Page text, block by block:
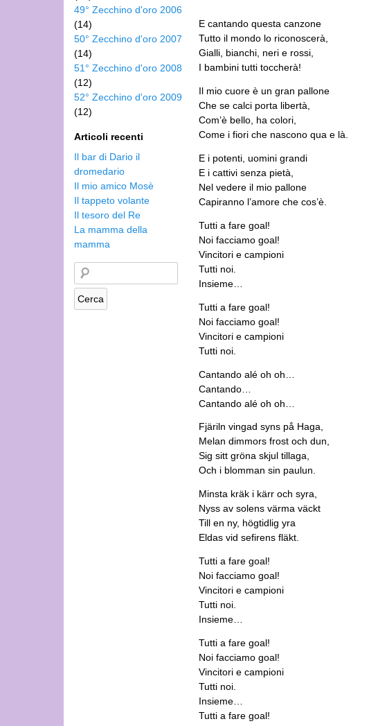
E cantando questa canzone
Tutto il mondo lo riconoscerà,
Gialli, bianchi, neri e rossi,
I bambini tutti toccherà!
Il mio cuore è un gran pallone
Che se calci porta libertà,
Com’è bello, ha colori,
Come i fiori che nascono qua e là.
E i potenti, uomini grandi
E i cattivi senza pietà,
Nel vedere il mio pallone
Capiranno l’amore che cos’è.
Tutti a fare goal!
Noi facciamo goal!
Vincitori e campioni
Tutti noi.
Insieme…
Tutti a fare goal!
Noi facciamo goal!
Vincitori e campioni
Tutti noi.
Cantando alé oh oh…
Cantando…
Cantando alé oh oh…
Fjäriln vingad syns på Haga,
Melan dimmors frost och dun,
Sig sitt gröna skjul tillaga,
Och i blomman sin paulun.
Minsta kräk i kärr och syra,
Nyss av solens värma väckt
Till en ny, högtidlig yra
Eldas vid sefirens fläkt.
Tutti a fare goal!
Noi facciamo goal!
Vincitori e campioni
Tutti noi.
Insieme…
Tutti a fare goal!
Noi facciamo goal!
Vincitori e campioni
Tutti noi.
Insieme…
Tutti a fare goal!
49° Zecchino d'oro 2006
(14)
50° Zecchino d'oro 2007
(14)
51° Zecchino d'oro 2008
(12)
52° Zecchino d'oro 2009
(12)
Articoli recenti
Il bar di Dario il
dromedario
Il mio amico Mosè
Il tappeto volante
Il tesoro del Re
La mamma della
mamma